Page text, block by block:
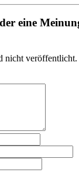
eine
nicht